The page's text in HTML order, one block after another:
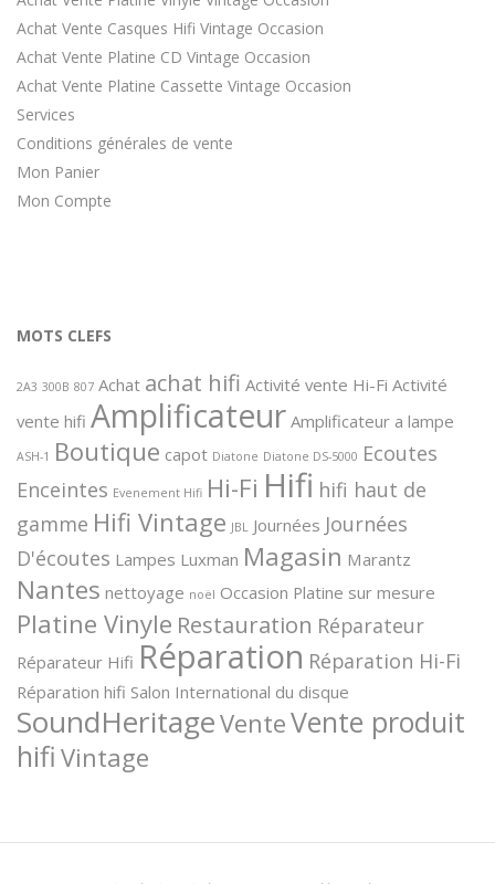
Achat Vente Casques Hifi Vintage Occasion
Achat Vente Platine CD Vintage Occasion
Achat Vente Platine Cassette Vintage Occasion
Services
Conditions générales de vente
Mon Panier
Mon Compte
MOTS CLEFS
2A3 300B 807 Achat achat hifi Activité vente Hi-Fi Activité
vente hifi Amplificateur Amplificateur a lampe
ASH-1 Boutique capot Diatone Diatone DS-5000 Ecoutes
Enceintes Evenement Hifi Hi-Fi Hifi hifi haut de
gamme Hifi Vintage JBL Journées Journées
D'écoutes Lampes Luxman Magasin Marantz
Nantes nettoyage noël Occasion Platine sur mesure
Platine Vinyle Restauration Réparateur
Réparateur Hifi Réparation Réparation Hi-Fi
Réparation hifi Salon International du disque
SoundHeritageVenteVente produit
hifi Vintage